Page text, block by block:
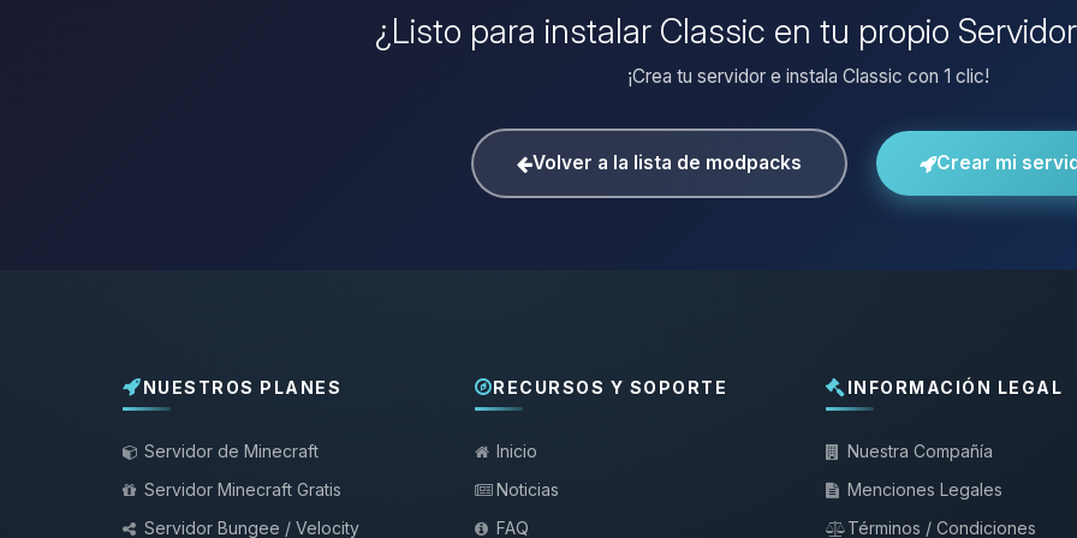
¿Listo para instalar Classic en tu propio
¡Crea tu servidor e instala Classic con 1 clic!
Volver a la lista de modpacks Crear mi
NUESTROS PLANES
Servidor de Minecraft
Servidor Minecraft Gratis
Servidor Bungee / Velocity
RECURSOS Y SOPORTE
Inicio
Noticias
FAQ
INFORMACIÓN LEGAL
Nuestra Compañía
Menciones Legales
Términos / Condiciones